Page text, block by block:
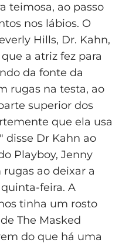
teimosa, ao passo
nos lábios. O
Hills, Dr. Kahn,
a atriz fez para
da fonte da
rugas na testa, ao
superior dos
que ela usa
disse Dr Kahn ao
Playboy, Jenny
ao deixar a
feira. A
tinha um rosto
The Masked
do que há uma